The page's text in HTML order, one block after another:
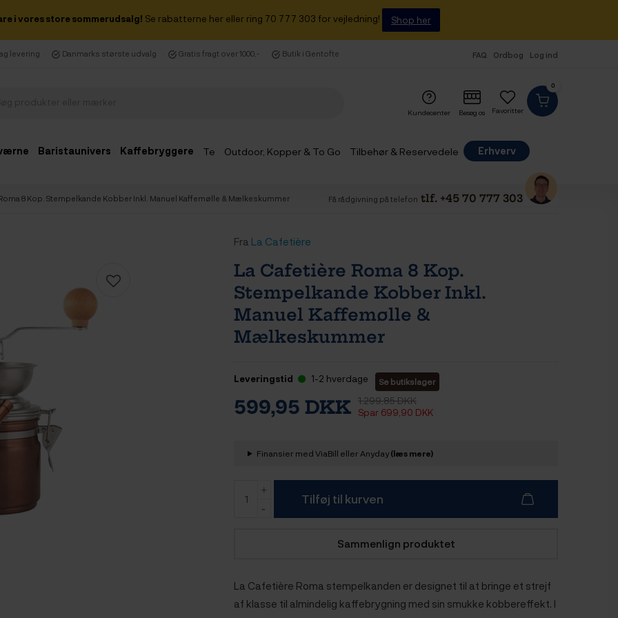
i vores store sommerudsalg! Se rabatterne her eller ring 70 777 303 for vejledning! Shop her
levering Danmarks største udvalg Gratis fragt over 1000,- Butik i Gentofte FAQ Ordbog Log ind
0
Favoritter
Kundecenter Besøg os
Baristaunivers Kaffebryggere Te Outdoor, Kopper & To Go Tilbehør & Reservedele
Erhverv
8 Kop. Stempelkande Kobber Inkl. Manuel Kaffemølle & Mælkeskummer Få rådgivning på telefon tlf. +45 70 777 303
Fra La Cafetière
La Cafetière Roma 8 Kop.
Stempelkande Kobber Inkl.
Manuel Kaffemølle &
Mælkeskummer
Leveringstid 1-2 hverdage Se butikslager
599,95 DKK 1.299,85 DKK
Spar 699,90 DKK
Finansier med ViaBill eller Anyday(læs mere)
Tilføj til kurven
Sammenlign produktet
La Cafetière Roma stempelkanden er designet til at bringe et strejf
af klasse til almindelig kaffebrygning med sin smukke kobbereffekt. I